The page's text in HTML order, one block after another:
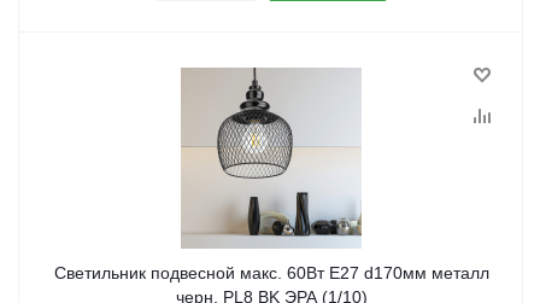
Светильник подвесной макс. 60Вт E27 d170мм металл
черн. PL8 BK ЭРА (1/10)